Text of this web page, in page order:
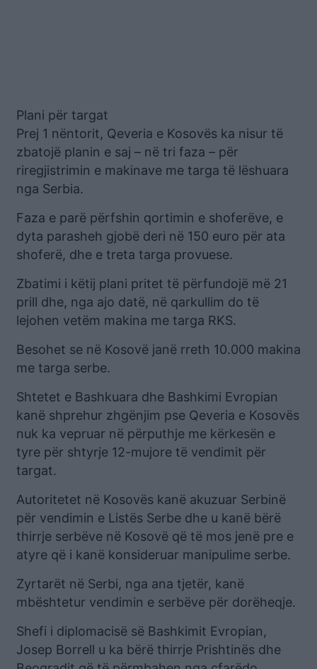
Plani për targat
Prej 1 nëntorit, Qeveria e Kosovës ka nisur të
zbatojë planin e saj – në tri faza – për
riregjistrimin e makinave me targa të lëshuara
nga Serbia.
Faza e parë përfshin qortimin e shoferëve, e
dyta parasheh gjobë deri në 150 euro për ata
shoferë, dhe e treta targa provuese.
Zbatimi i këtij plani pritet të përfundojë më 21
prill dhe, nga ajo datë, në qarkullim do të
lejohen vetëm makina me targa RKS.
Besohet se në Kosovë janë rreth 10.000 makina
me targa serbe.
Shtetet e Bashkuara dhe Bashkimi Evropian
kanë shprehur zhgënjim pse Qeveria e Kosovës
nuk ka vepruar në përputhje me kërkesën e
tyre për shtyrje 12-mujore të vendimit për
targat.
Autoritetet në Kosovës kanë akuzuar Serbinë
për vendimin e Listës Serbe dhe u kanë bërë
thirrje serbëve në Kosovë që të mos jenë pre e
atyre që i kanë konsideruar manipulime serbe.
Zyrtarët në Serbi, nga ana tjetër, kanë
mbështetur vendimin e serbëve për dorëheqje.
Shefi i diplomacisë së Bashkimit Evropian,
Josep Borrell u ka bërë thirrje Prishtinës dhe